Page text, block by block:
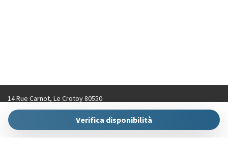
Verifica disponibilità
14 Rue Carnot, Le Crotoy 80550
contact@hellokeys.fr
+33 (0)3 22 31 92 70